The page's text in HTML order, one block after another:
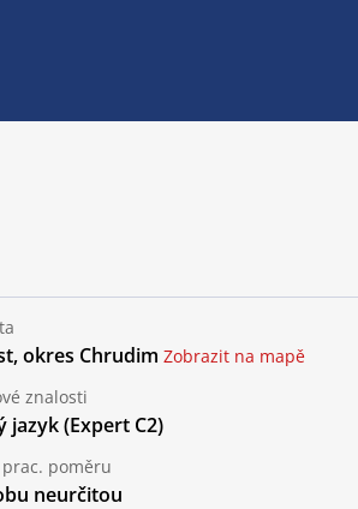
okres Chrudim Zobrazit na mapě
znalosti
jazyk(Expert C2)
prac. poměru
neurčitou